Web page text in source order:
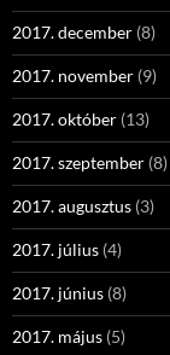
2017. december (8)
2017. november (9)
2017. október (13)
2017. szeptember (8)
2017. augusztus (3)
2017. július (4)
2017. június (8)
2017. május (5)